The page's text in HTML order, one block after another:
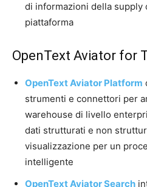
di informazioni della supply
piattaforma
OpenText Aviator for
OpenText Aviator Platform
strumenti e connettori per
warehouse di livello
dati strutturati e non
visualizzazione per un
intelligente
OpenText Aviator Search